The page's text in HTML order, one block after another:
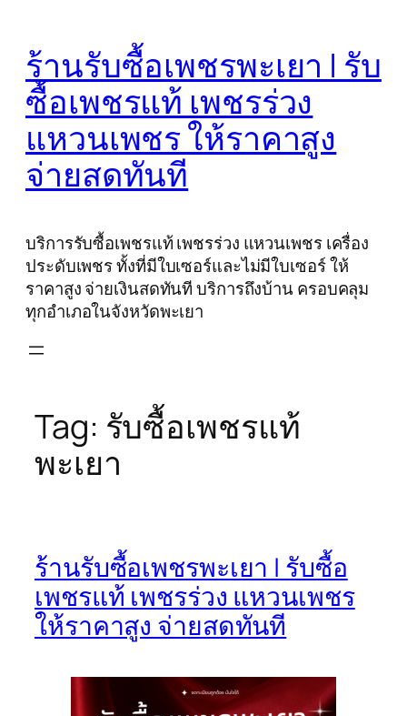
content
ร้านรับซื้อเพชรพะเยา | รับ
ซื้อเพชรแท้ เพชรร่วง
แหวนเพชร ให้ราคาสูง
จ่ายสดทันที
บริการรับซื้อเพชรแท้ เพชรร่วง แหวนเพชร เครื่อง
ประดับเพชร ทั้งที่มีใบเซอร์และไม่มีใบเซอร์ ให้
ราคาสูง จ่ายเงินสดทันที บริการถึงบ้าน ครอบคลุม
ทุกอำเภอในจังหวัดพะเยา
Tag: รับซื้อเพชรแท้
พะเยา
ร้านรับซื้อเพชรพะเยา | รับซื้อ
เพชรแท้ เพชรร่วง แหวนเพชร
ให้ราคาสูง จ่ายสดทันที